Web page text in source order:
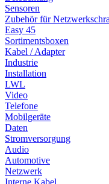
Sensoren
Zubehör für
Easy 45
Sortimentsboxen
Kabel / Adapter
Industrie
Installation
LWL
Video
Telefone
Mobilgeräte
Daten
Stromversorgung
Audio
Automotive
Netzwerk
Interne Kabel